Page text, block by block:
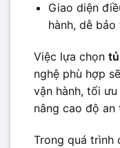
Giao diện
hành, dễ bảo
Việc lựa chọn
nghệ phù hợp
vận hành, tối
nâng cao độ
Trong quá trình